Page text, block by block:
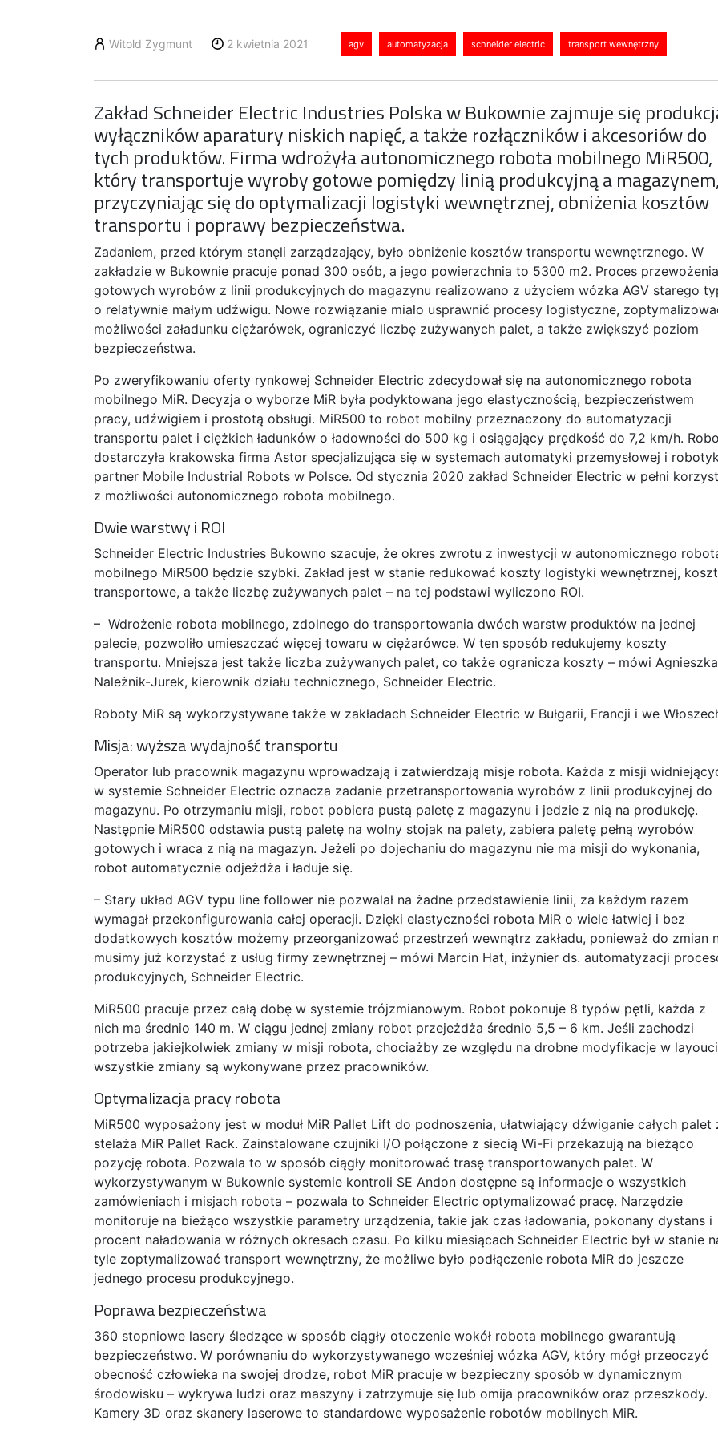
Witold Zygmunt 2 kwietnia 2021 agv automatyzacja schneider electric transport wewnętrzny
Zakład Schneider Electric Industries Polska w Bukownie zajmuje się
wyłączników aparatury niskich napięć, a także rozłączników i akcesoriów do
tych produktów. Firma wdrożyła autonomicznego robota mobilnego MiR500,
który transportuje wyroby gotowe pomiędzy linią produkcyjną a
przyczyniając się do optymalizacji logistyki wewnętrznej, obniżenia kosztów
transportu i poprawy bezpieczeństwa.
Zadaniem, przed którym stanęli zarządzający, było obniżenie kosztów transportu wewnętrznego. W
zakładzie w Bukownie pracuje ponad 300 osób, a jego powierzchnia to 5300 m2. Proces przewożenia
gotowych wyrobów z linii produkcyjnych do magazynu realizowano z użyciem wózka AGV starego
o relatywnie małym udźwigu. Nowe rozwiązanie miało usprawnić procesy logistyczne,
możliwości załadunku ciężarówek, ograniczyć liczbę zużywanych palet, a także zwiększyć poziom
bezpieczeństwa.
Po zweryfikowaniu oferty rynkowej Schneider Electric zdecydował się na autonomicznego robota
mobilnego MiR. Decyzja o wyborze MiR była podyktowana jego elastycznością, bezpieczeństwem
pracy, udźwigiem i prostotą obsługi. MiR500 to robot mobilny przeznaczony do automatyzacji
transportu palet i ciężkich ładunków o ładowności do 500 kg i osiągający prędkość do 7,2 km/h.
dostarczyła krakowska firma Astor specjalizująca się w systemach automatyki przemysłowej i
partner Mobile Industrial Robots w Polsce. Od stycznia 2020 zakład Schneider Electric w pełni
z możliwości autonomicznego robota mobilnego.
Dwie warstwy i ROI
Schneider Electric Industries Bukowno szacuje, że okres zwrotu z inwestycji w autonomicznego
mobilnego MiR500 będzie szybki. Zakład jest w stanie redukować koszty logistyki wewnętrznej,
transportowe, a także liczbę zużywanych palet – na tej podstawi wyliczono ROI.
– Wdrożenie robota mobilnego, zdolnego do transportowania dwóch warstw produktów na jednej
palecie, pozwoliło umieszczać więcej towaru w ciężarówce. W ten sposób redukujemy koszty
transportu. Mniejsza jest także liczba zużywanych palet, co także ogranicza koszty – mówi Agnieszka
Należnik-Jurek, kierownik działu technicznego, Schneider Electric.
Roboty MiR są wykorzystywane także w zakładach Schneider Electric w Bułgarii, Francji i we
Misja: wyższa wydajność transportu
Operator lub pracownik magazynu wprowadzają i zatwierdzają misje robota. Każda z misji
w systemie Schneider Electric oznacza zadanie przetransportowania wyrobów z linii produkcyjnej do
magazynu. Po otrzymaniu misji, robot pobiera pustą paletę z magazynu i jedzie z nią na produkcję.
Następnie MiR500 odstawia pustą paletę na wolny stojak na palety, zabiera paletę pełną wyrobów
gotowych i wraca z nią na magazyn. Jeżeli po dojechaniu do magazynu nie ma misji do wykonania,
robot automatycznie odjeżdża i ładuje się.
– Stary układ AGV typu line follower nie pozwalał na żadne przedstawienie linii, za każdym razem
wymagał przekonfigurowania całej operacji. Dzięki elastyczności robota MiR o wiele łatwiej i bez
dodatkowych kosztów możemy przeorganizować przestrzeń wewnątrz zakładu, ponieważ do zmian
musimy już korzystać z usług firmy zewnętrznej – mówi Marcin Hat, inżynier ds. automatyzacji
produkcyjnych, Schneider Electric.
MiR500 pracuje przez całą dobę w systemie trójzmianowym. Robot pokonuje 8 typów pętli, każda z
nich ma średnio 140 m. W ciągu jednej zmiany robot przejeżdża średnio 5,5 – 6 km. Jeśli zachodzi
potrzeba jakiejkolwiek zmiany w misji robota, chociażby ze względu na drobne modyfikacje w
wszystkie zmiany są wykonywane przez pracowników.
Optymalizacja pracy robota
MiR500 wyposażony jest w moduł MiR Pallet Lift do podnoszenia, ułatwiający dźwiganie całych palet
stelaża MiR Pallet Rack. Zainstalowane czujniki I/O połączone z siecią Wi-Fi przekazują na bieżąco
pozycję robota. Pozwala to w sposób ciągły monitorować trasę transportowanych palet. W
wykorzystywanym w Bukownie systemie kontroli SE Andon dostępne są informacje o wszystkich
zamówieniach i misjach robota – pozwala to Schneider Electric optymalizować pracę. Narzędzie
monitoruje na bieżąco wszystkie parametry urządzenia, takie jak czas ładowania, pokonany dystans i
procent naładowania w różnych okresach czasu. Po kilku miesiącach Schneider Electric był w stanie
tyle zoptymalizować transport wewnętrzny, że możliwe było podłączenie robota MiR do jeszcze
jednego procesu produkcyjnego.
Poprawa bezpieczeństwa
360 stopniowe lasery śledzące w sposób ciągły otoczenie wokół robota mobilnego gwarantują
bezpieczeństwo. W porównaniu do wykorzystywanego wcześniej wózka AGV, który mógł przeoczyć
obecność człowieka na swojej drodze, robot MiR pracuje w bezpieczny sposób w dynamicznym
środowisku – wykrywa ludzi oraz maszyny i zatrzymuje się lub omija pracowników oraz przeszkody.
Kamery 3D oraz skanery laserowe to standardowe wyposażenie robotów mobilnych MiR.